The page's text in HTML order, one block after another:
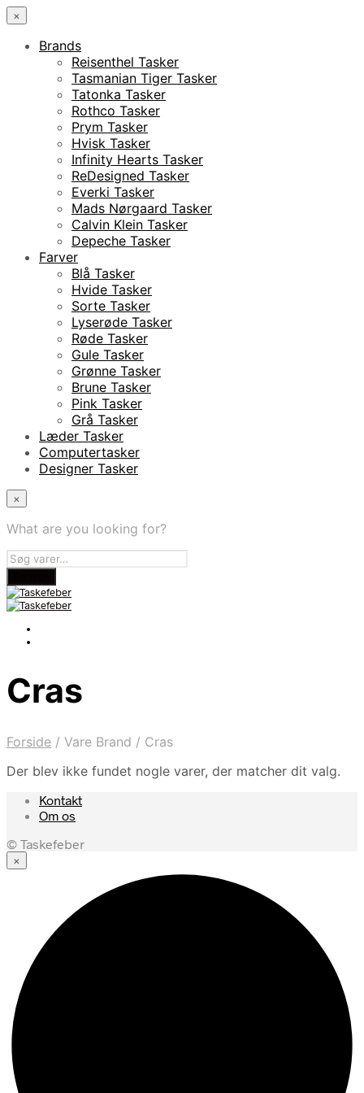
×
Brands
Reisenthel Tasker
Tasmanian Tiger Tasker
Tatonka Tasker
Rothco Tasker
Prym Tasker
Hvisk Tasker
Infinity Hearts Tasker
ReDesigned Tasker
Everki Tasker
Mads Nørgaard Tasker
Calvin Klein Tasker
Depeche Tasker
Farver
Blå Tasker
Hvide Tasker
Sorte Tasker
Lyserøde Tasker
Røde Tasker
Gule Tasker
Grønne Tasker
Brune Tasker
Pink Tasker
Grå Tasker
Læder Tasker
Computertasker
Designer Tasker
×
What are you looking for?
Cras
Forside / Vare Brand / Cras
Der blev ikke fundet nogle varer, der matcher dit valg.
Kontakt
Om os
© Taskefeber
×